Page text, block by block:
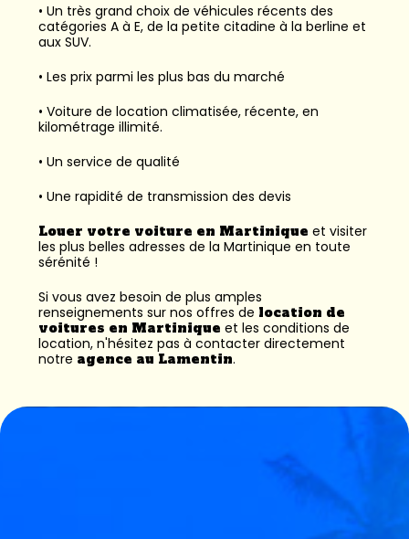
• Un très grand choix de véhicules récents des
catégories A à E, de la petite citadine à la berline et
aux SUV.
• Les prix parmi les plus bas du marché
• Voiture de location climatisée, récente, en
kilométrage illimité.
• Un service de qualité
• Une rapidité de transmission des devis
Louer votre voiture en Martinique et visiter
les plus belles adresses de la Martinique en toute
sérénité !
Si vous avez besoin de plus amples
renseignements sur nos offres de location de
voitures en Martinique et les conditions de
location, n'hésitez pas à contacter directement
notre agence au Lamentin.